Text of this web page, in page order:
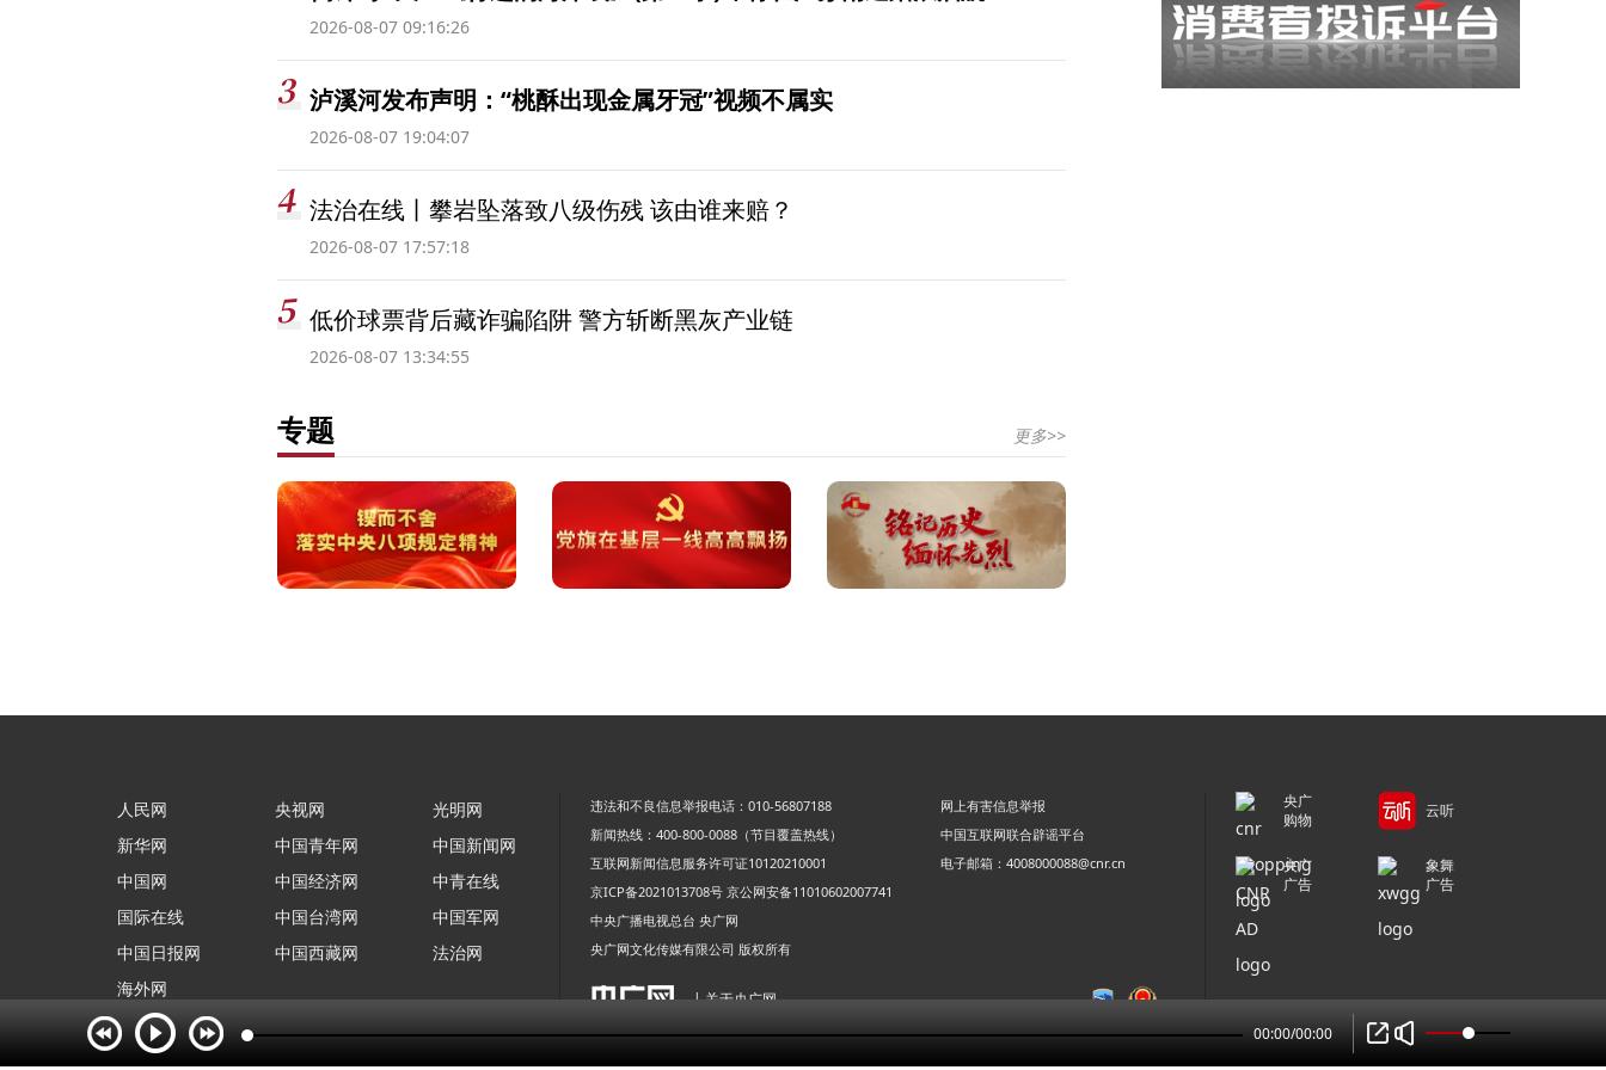
2026-08-07 09:16:26
泸溪河发布声明：“桃酥出现金属牙冠”视频不属实
2026-08-07 19:04:07
法治在线丨攀岩坠落致八级伤残 该由谁来赔？
2026-08-07 17:57:18
低价球票背后藏诈骗陷阱 警方斩断黑灰产业链
2026-08-07 13:34:55
专题 更多>>
人民网
新华网
中国网
国际在线
中国日报网
海外网
央视网
中国青年网
中国经济网
中国台湾网
中国西藏网
光明网
中国新闻网
中青在线
中国军网
法治网
违法和不良信息举报电话：010-56807188
网上有害信息举报
新闻热线：400-800-0088（节目覆盖热线）
中国互联网联合辟谣平台
互联网新闻信息服务许可证10120210001
电子邮箱：4008000088@cnr.cn
京ICP备2021013708号 京公网安备11010602007741
中央广播电视总台 央广网
央广网文化传媒有限公司 版权所有
| 关于央广网
央广
购物
云听
央广
广告
象舞
广告
00:00/00:00